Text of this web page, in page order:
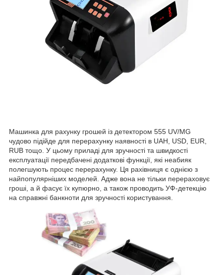
Машинка для рахунку грошей із детектором 555 UV/MG
чудово підійде для перерахунку наявності в UAH, USD, EUR,
RUB тощо. У цьому приладі для зручності та швидкості
експлуатації передбачені додаткові функції, які неабияк
полегшують процес перерахунку. Ця рахівниця є однією з
найпопулярніших моделей. Адже вона не тільки перераховує
гроші, а й фасує їх купюрно, а також проводить УФ-детекцію
на справжні банкноти для зручності користування.